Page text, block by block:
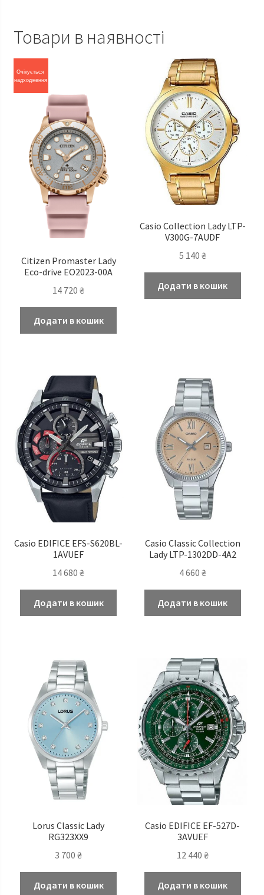
Товари в наявності
Очікується
надходження
Citizen Promaster Lady
Eco-drive EO2023-00A
14 720₴
Додати в кошик
Casio Сollection Lady LTP-
V300G-7AUDF
5 140 ₴
Додати в кошик
Casio EDIFICE EFS-S620BL-
1AVUEF
14 680₴
Додати в кошик
Casio Classic Сollection
Lady LTP-1302DD-4A2
4 660 ₴
Додати в кошик
Lorus Classic Lady
RG323XX9
3 700₴
Додати в кошик
Casio EDIFICE EF-527D-
3AVUEF
12 440 ₴
Додати в кошик